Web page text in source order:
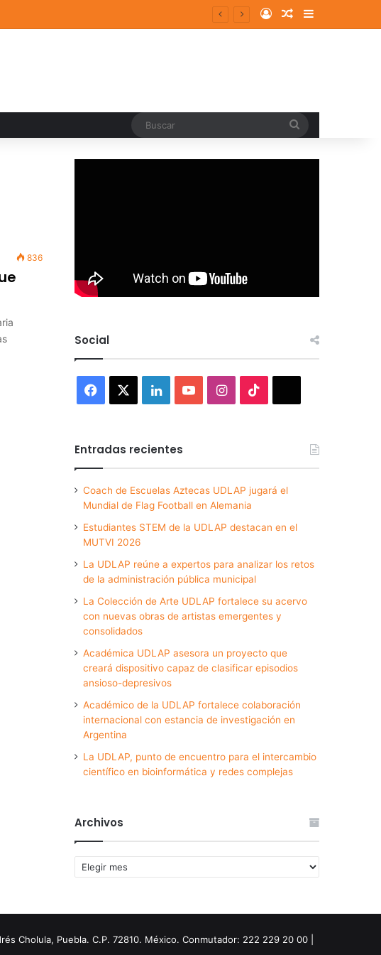
Log InRandom Article
Sidebar
836
Social
Facebook LinkedInYouTubeInstagram
Entradas recientes
Coach de Escuelas Aztecas UDLAP jugará el
Mundial de Flag Football en Alemania
Estudiantes STEM de la UDLAP destacan en el
MUTVI 2026
La UDLAP reúne a expertos para analizar los retos
de la administración pública municipal
La Colección de Arte UDLAP fortalece su acervo
con nuevas obras de artistas emergentes y
consolidados
Académica UDLAP asesora un proyecto que
creará dispositivo capaz de clasificar episodios
ansioso-depresivos
Académico de la UDLAP fortalece colaboración
internacional con estancia de investigación en
Argentina
La UDLAP, punto de encuentro para el intercambio
científico en bioinformática y redes complejas
Archivos
Archivos
Cholula, Puebla. C.P. 72810. México. Conmutador: 222 229 20 00 |